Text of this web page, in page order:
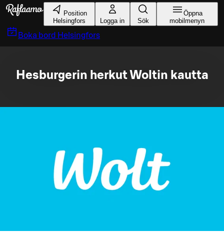
Gå till huvudinnehållet
Position
Helsingfors
Logga in Sök
Öppna
mobilmenyn
Boka bord Helsingfors
Hesburgerin herkut Woltin kautta